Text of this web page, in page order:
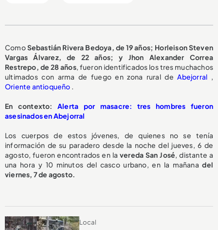
ComoSebastián Rivera Bedoya, de 19 años; Horleison Steven
Vargas Álvarez, de 22 años; y Jhon Alexander Correa
Restrepo, de 28 años, fueron identificados los tres muchachos
ultimados con arma de fuego en zona rural deAbejorral ,
Oriente antioqueño .
En contexto:Alerta por masacre: tres hombres fueron
asesinados en Abejorral
Los cuerpos de estos jóvenes, de quienes no se tenía
información de su paradero desde la noche del jueves, 6 de
agosto, fueron encontrados en la vereda San José, distante a
una hora y 10 minutos del casco urbano, en la mañana del
viernes, 7 de agosto.
Local